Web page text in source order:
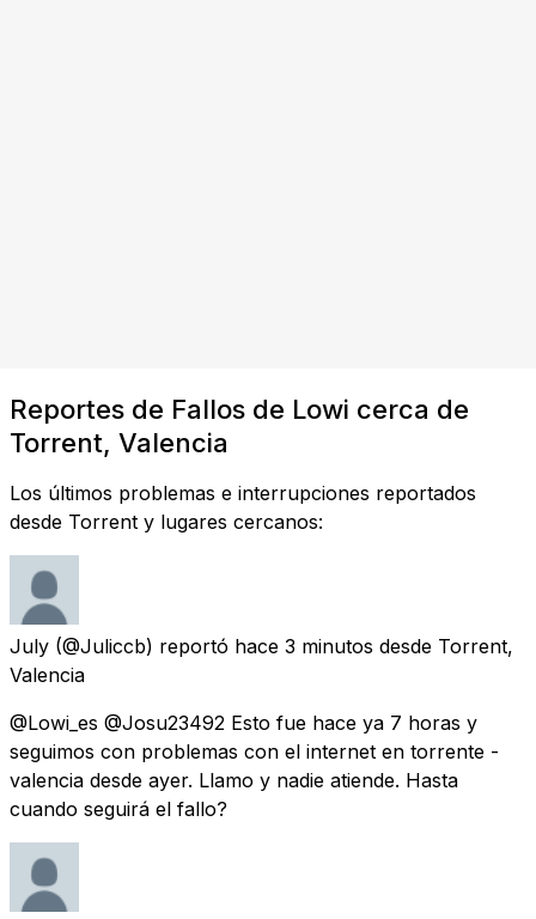
Reportes de Fallos de Lowi cerca de
Torrent, Valencia
Los últimos problemas e interrupciones reportados
desde Torrent y lugares cercanos:
July (@Juliccb) reportó hace 3 minutos desde Torrent,
Valencia
@Lowi_es @Josu23492 Esto fue hace ya 7 horas y
seguimos con problemas con el internet en torrente -
valencia desde ayer. Llamo y nadie atiende. Hasta
cuando seguirá el fallo?